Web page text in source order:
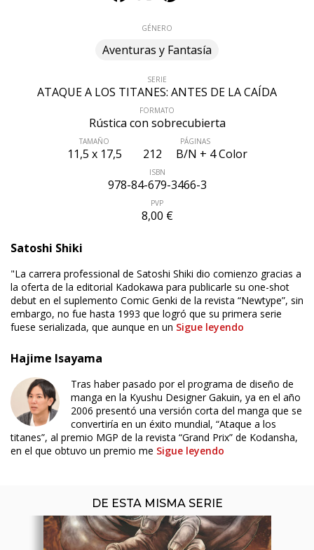
GÉNERO
Aventuras y Fantasía
SERIE
ATAQUE A LOS TITANES: ANTES DE LA CAÍDA
FORMATO
Rústica con sobrecubierta
TAMAÑO
11,5 x 17,5
PÁGINAS
212 B/N + 4 Color
ISBN
978-84-679-3466-3
PVP
8,00 €
Satoshi Shiki
"La carrera professional de Satoshi Shiki dio comienzo gracias a
la oferta de la editorial Kadokawa para publicarle su one-shot
debut en el suplemento Comic Genki de la revista “Newtype”, sin
embargo, no fue hasta 1993 que logró que su primera serie
fuese serializada, que aunque en un Sigue leyendo
Hajime Isayama
Tras haber pasado por el programa de diseño de
manga en la Kyushu Designer Gakuin, ya en el año
2006 presentó una versión corta del manga que se
convertiría en un éxito mundial, “Ataque a los
titanes”, al premio MGP de la revista “Grand Prix” de Kodansha,
en el que obtuvo un premio me Sigue leyendo
DE ESTA MISMA SERIE